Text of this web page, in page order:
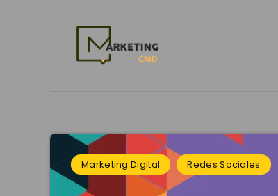
Marketing Digital Redes Sociales